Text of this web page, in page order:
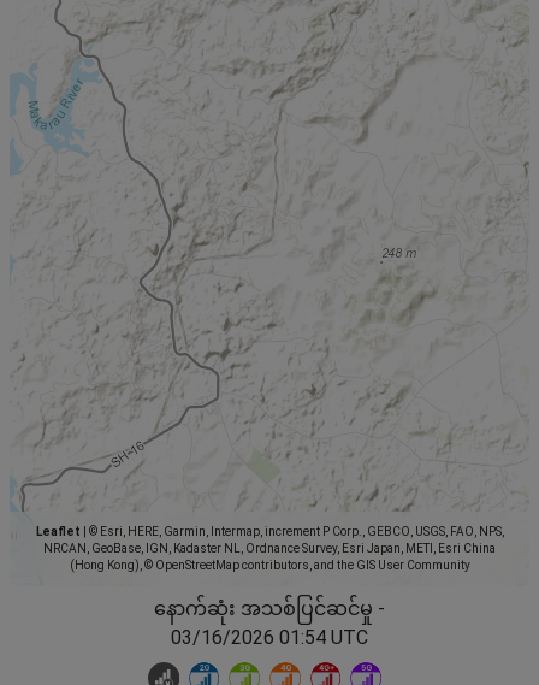
Leaflet
© Esri, HERE, Garmin, Intermap, increment P Corp., GEBCO, USGS, FAO, NPS,
NRCAN, GeoBase, IGN, Kadaster NL, Ordnance Survey, Esri Japan, METI, Esri China
(Hong Kong), © OpenStreetMap contributors, and the GIS User Community
နောက်ဆုံး အသစ်ပြင်ဆင်မှု -
03/16/2026 01:54 UTC